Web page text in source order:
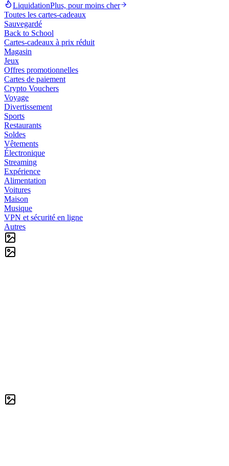
LiquidationPlus, pour moins cher
Toutes les cartes-cadeaux
Sauvegardé
Back to School
Cartes-cadeaux à prix réduit
Magasin
Jeux
Offres promotionnelles
Cartes de paiement
Crypto Vouchers
Voyage
Divertissement
Sports
Restaurants
Soldes
Vêtements
Électronique
Streaming
Expérience
Alimentation
Voitures
Maison
Musique
VPN et sécurité en ligne
Autres